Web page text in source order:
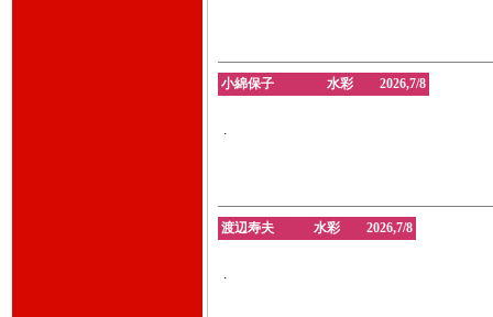
小綿保子 水彩 2026,7/8
.
渡辺寿夫 水彩 2026,7/8
.